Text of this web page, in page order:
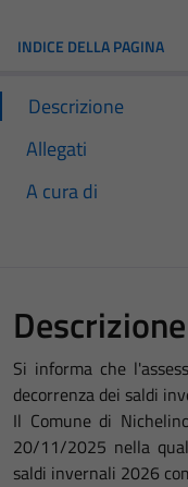
INDICE DELLA PAGINA
Descrizione
Allegati
A cura di
Descrizione
Si informa che
decorrenza dei saldi
Il Comune di
20/11/2025 nella
saldi invernali 2026